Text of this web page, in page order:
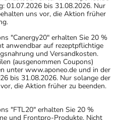
01.07.2026 bis 31.08.2026. Nur
uns vor, die Aktion früher
"Canergy20" erhalten Sie 20 %
anwendbar auf rezeptpflichtige
und Versandkosten.
(ausgenommen Coupons)
unter www.aponeo.de und in der
bis 31.08.2026. Nur solange der
die Aktion früher zu beenden.
"FTL20" erhalten Sie 20 %
und Frontpro-Produkte. Nicht